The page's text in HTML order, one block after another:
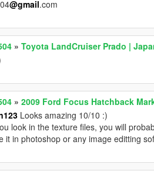
@gmail.com
»Toyota LandCruiser Prado |
»2009 Ford Focus Hatchback
Looks amazing 10/10 :)
look in the texture files, you will
it in photoshop or any image editting